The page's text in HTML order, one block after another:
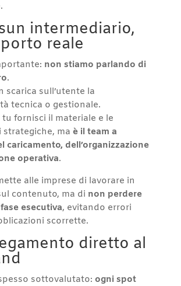
intermediario,
reale
non stiamo parlando di
.
scarica sull’utente la
tecnica o gestionale.
fornisci il materiale e le
ma è il team a
caricamento, dell’organizzazione
operativa.
alle imprese di lavorare in
contenuto, ma di non perdere
esecutiva, evitando errori
scorrette.
diretto al
sottovalutato: ogni spot